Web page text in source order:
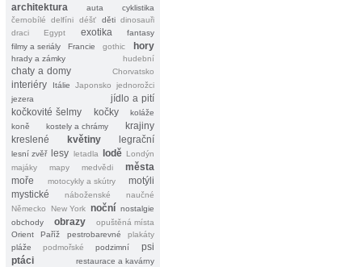
architektura auta
cyklistika
černobílé
delfíni déšť děti dinosauři
draci
Egypt exotika
fantasy
filmy a seriály
Francie gothic hory
hrady a zámky hudební
chaty a domy Chorvatsko
interiéry Itálie Japonsko
jednorožci
jezera
jídlo a pití
kočkovité šelmy
kočky
koláže
koně
kostely a chrámy
krajiny
kreslené
květiny legrační
lesní zvěř lesy letadla lodě Londýn
majáky
mapy medvědi
města
moře
motocykly a skútry
motýli
mystické
náboženské
naučné
Německo
New York noční nostalgie
obchody
obrazy
opuštěná místa
Orient
Paříž pestrobarevné
plakáty
pláže
podmořské podzimní
psi
ptáci
restaurace a kavárny